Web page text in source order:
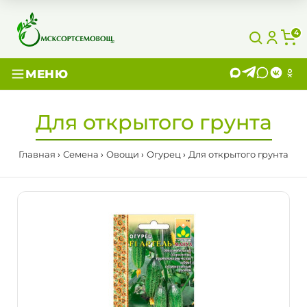
4
МЕНЮ
Для открытого грунта
Главная Семена Овощи Огурец Для открытого грунта